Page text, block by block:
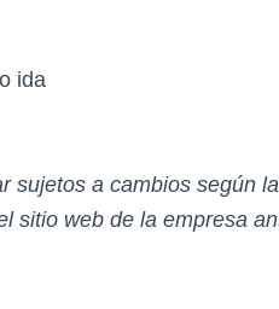
ida
sujetos a cambios según
sitio web de la empresa